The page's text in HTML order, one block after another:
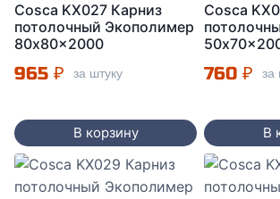
Cosca KX027 Карниз
потолочный Экополимер
80x80x2000
965 ₽ за штуку
В корзину
Cosca
760 ₽ за
В